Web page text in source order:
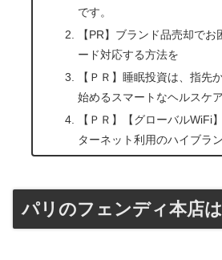
です。
【PR】ブランド品売却で
ード対応する方法を
【ＰＲ】睡眠投資は、指先
始めるスマートなヘルスケ
【ＰＲ】【グローバルWiFi
ターネット利用のハイブラ
パリのフェンディ本店